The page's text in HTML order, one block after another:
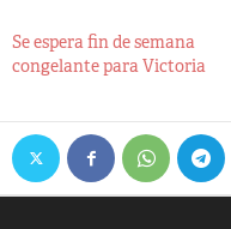
Se espera fin de semana
congelante para Victoria